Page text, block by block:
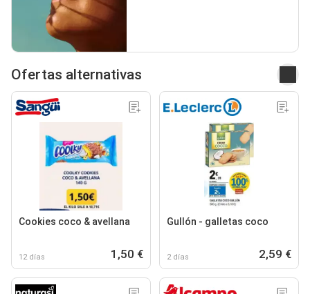
Ofertas alternativas
Cookies coco & avellana
12 días 1,50 €
Gullón - galletas coco
2 días 2,59 €